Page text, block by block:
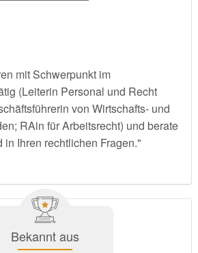
mit Schwerpunkt im
(Leiterin Personal und Recht
von Wirtschafts- und
RAin für Arbeitsrecht) und berate
in Ihren rechtlichen Fragen."
Bekannt aus